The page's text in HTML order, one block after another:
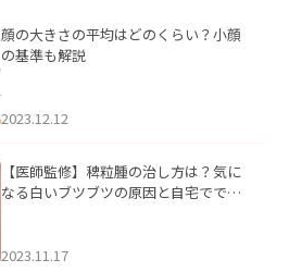
顔の大きさの平均はどのくらい？小顔
の基準も解説
2023.12.12
【医師監修】稗粒腫の治し方は？気に
なる白いブツブツの原因と自宅ででき
2023.11.17